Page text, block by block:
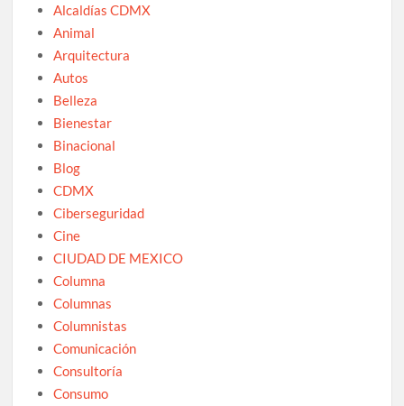
Alcaldías CDMX
Animal
Arquitectura
Autos
Belleza
Bienestar
Binacional
Blog
CDMX
Ciberseguridad
Cine
CIUDAD DE MEXICO
Columna
Columnas
Columnistas
Comunicación
Consultoría
Consumo